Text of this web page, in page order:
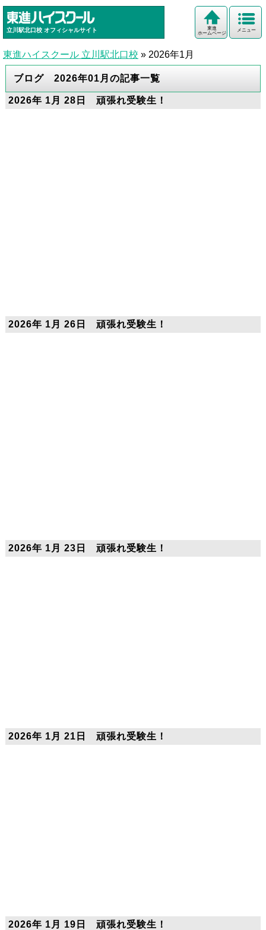
立川駅北口校 オフィシャルサイト メニュー
東進
ホームページ
東進ハイスクール 立川駅北口校 » 2026年1月
ブログ 2026年01月の記事一覧
2026年 1月 28日 頑張れ受験生！
2026年 1月 26日 頑張れ受験生！
2026年 1月 23日 頑張れ受験生！
2026年 1月 21日 頑張れ受験生！
2026年 1月 19日 頑張れ受験生！